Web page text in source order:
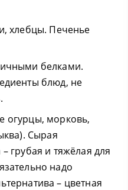
хлебцы. Печенье
белками.
блюд, не
огурцы, морковь,
Сырая
грубая и тяжёлая для
надо
– цветная